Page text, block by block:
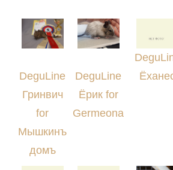
DeguLine
Гринвич
for
Мышкинъ
домъ
DeguLine
Ёрик for
Germeona